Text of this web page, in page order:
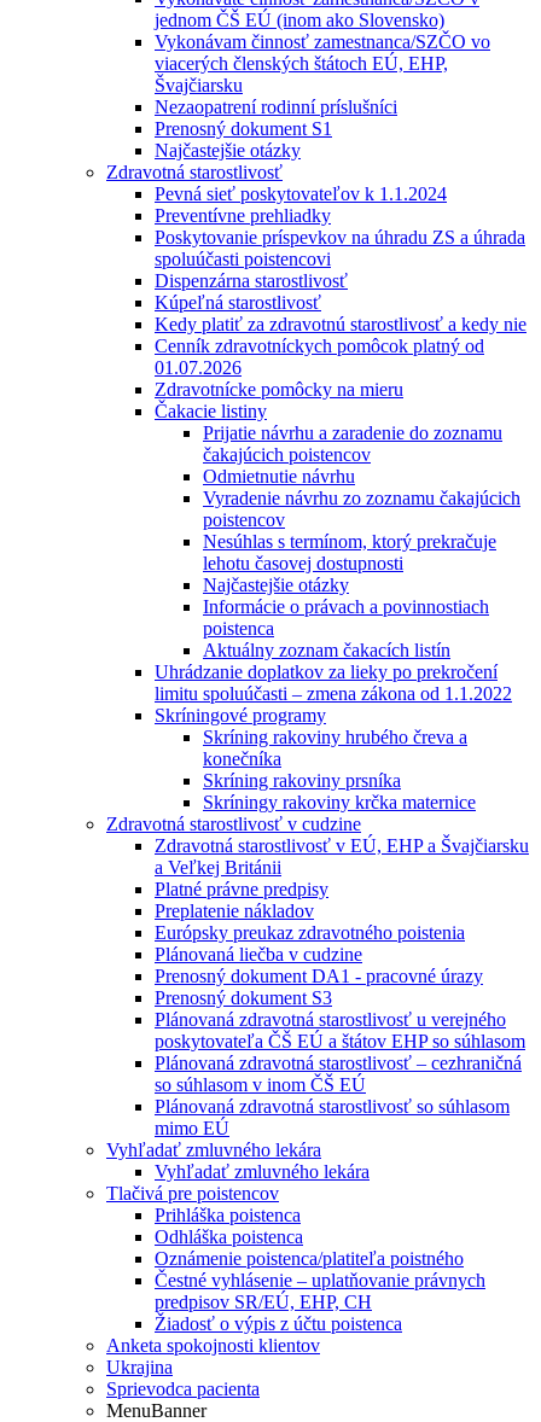
jednom ČŠ EÚ (inom ako Slovensko)
Vykonávam činnosť zamestnanca/SZČO vo
viacerých členských štátoch EÚ, EHP,
Švajčiarsku
Nezaopatrení rodinní príslušníci
Prenosný dokument S1
Najčastejšie otázky
Zdravotná starostlivosť
Pevná sieť poskytovateľov k 1.1.2024
Preventívne prehliadky
Poskytovanie príspevkov na úhradu ZS a úhrada
spoluúčasti poistencovi
Dispenzárna starostlivosť
Kúpeľná starostlivosť
Kedy platiť za zdravotnú starostlivosť a kedy nie
Cenník zdravotníckych pomôcok platný od
01.07.2026
Zdravotnícke pomôcky na mieru
Čakacie listiny
Prijatie návrhu a zaradenie do zoznamu
čakajúcich poistencov
Odmietnutie návrhu
Vyradenie návrhu zo zoznamu čakajúcich
poistencov
Nesúhlas s termínom, ktorý prekračuje
lehotu časovej dostupnosti
Najčastejšie otázky
Informácie o právach a povinnostiach
poistenca
Aktuálny zoznam čakacích listín
Uhrádzanie doplatkov za lieky po prekročení
limitu spoluúčasti – zmena zákona od 1.1.2022
Skríningové programy
Skríning rakoviny hrubého čreva a
konečníka
Skríning rakoviny prsníka
Skríningy rakoviny krčka maternice
Zdravotná starostlivosť v cudzine
Zdravotná starostlivosť v EÚ, EHP a Švajčiarsku
a Veľkej Británii
Platné právne predpisy
Preplatenie nákladov
Európsky preukaz zdravotného poistenia
Plánovaná liečba v cudzine
Prenosný dokument DA1 - pracovné úrazy
Prenosný dokument S3
Plánovaná zdravotná starostlivosť u verejného
poskytovateľa ČŠ EÚ a štátov EHP so súhlasom
Plánovaná zdravotná starostlivosť – cezhraničná
so súhlasom v inom ČŠ EÚ
Plánovaná zdravotná starostlivosť so súhlasom
mimo EÚ
Vyhľadať zmluvného lekára
Vyhľadať zmluvného lekára
Tlačivá pre poistencov
Prihláška poistenca
Odhláška poistenca
Oznámenie poistenca/platiteľa poistného
Čestné vyhlásenie – uplatňovanie právnych
predpisov SR/EÚ, EHP, CH
Žiadosť o výpis z účtu poistenca
Anketa spokojnosti klientov
Ukrajina
Sprievodca pacienta
MenuBanner